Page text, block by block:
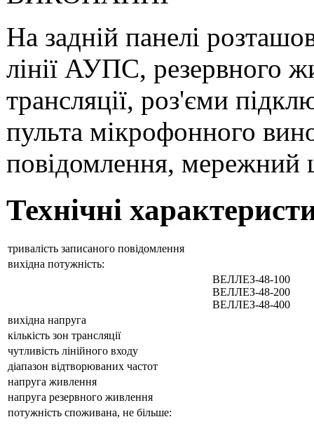
На задній панелі
лінії АУПС, резервного
трансляції, роз'єми
пульта мікрофонного
повідомлення, мережний
Технічні
тривалість записаного повідомлення
вихідна потужність:
ВЕЛЛЕЗ-48-100
ВЕЛЛЕЗ-48-200
ВЕЛЛЕЗ-48-400
вихідна напруга
кількість зон трансляції
чутливість лінійного входу
діапазон відтворюваних частот
напруга живлення
напруга резервного живлення
потужність споживана, не більше: